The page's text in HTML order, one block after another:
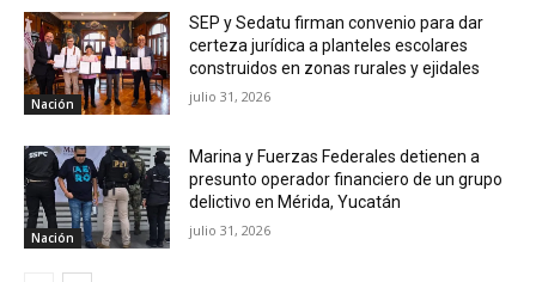
Nación
SEP y Sedatu firman convenio para dar
certeza jurídica a planteles escolares
construidos en zonas rurales y ejidales
julio 31, 2026
Nación
Marina y Fuerzas Federales detienen a
presunto operador financiero de un grupo
delictivo en Mérida, Yucatán
julio 31, 2026